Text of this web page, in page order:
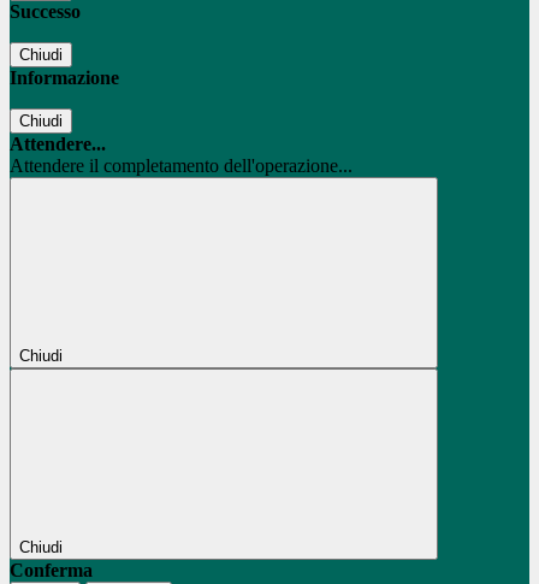
Successo
Chiudi
Informazione
Chiudi
Attendere...
Attendere il completamento dell'operazione...
Chiudi
Chiudi
Conferma